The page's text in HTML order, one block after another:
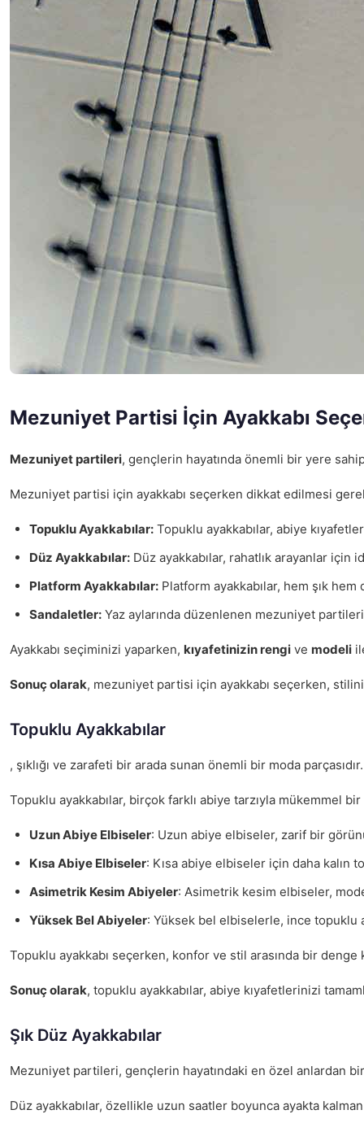
Mezuniyet Partisi İçin Ayakkabı
Mezuniyet partileri, gençlerin hayatında önemli bir yere
Mezuniyet partisi için ayakkabı seçerken dikkat edilmesi
Topuklu Ayakkabılar: Topuklu ayakkabılar, abiye
Düz Ayakkabılar: Düz ayakkabılar, rahatlık arayanlar
Platform Ayakkabılar: Platform ayakkabılar, hem şık
Sandaletler: Yaz aylarında düzenlenen mezuniyet
Ayakkabı seçiminizi yaparken, kıyafetinizin rengi ve modeli
Sonuç olarak, mezuniyet partisi için ayakkabı seçerken,
Topuklu Ayakkabılar
, şıklığı ve zarafeti bir arada sunan önemli bir moda
Topuklu ayakkabılar, birçok farklı abiye tarzıyla mükemmel
Uzun Abiye Elbiseler: Uzun abiye elbiseler, zarif bir
Kısa Abiye Elbiseler: Kısa abiye elbiseler için daha kalın
Asimetrik Kesim Abiyeler: Asimetrik kesim elbiseler,
Yüksek Bel Abiyeler: Yüksek bel elbiselerle, ince topuklu
Topuklu ayakkabı seçerken, konfor ve stil arasında bir
Sonuç olarak, topuklu ayakkabılar, abiye kıyafetlerinizi
Şık Düz Ayakkabılar
Mezuniyet partileri, gençlerin hayatındaki en özel anlardan
Düz ayakkabılar, özellikle uzun saatler boyunca ayakta